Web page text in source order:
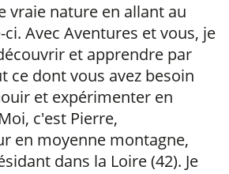
vraie nature en allant au
Avec Aventures et vous, je
et apprendre par
ce dont vous avez besoin
et expérimenter en
c'est Pierre,
en moyenne montagne,
dans la Loire (42). Je